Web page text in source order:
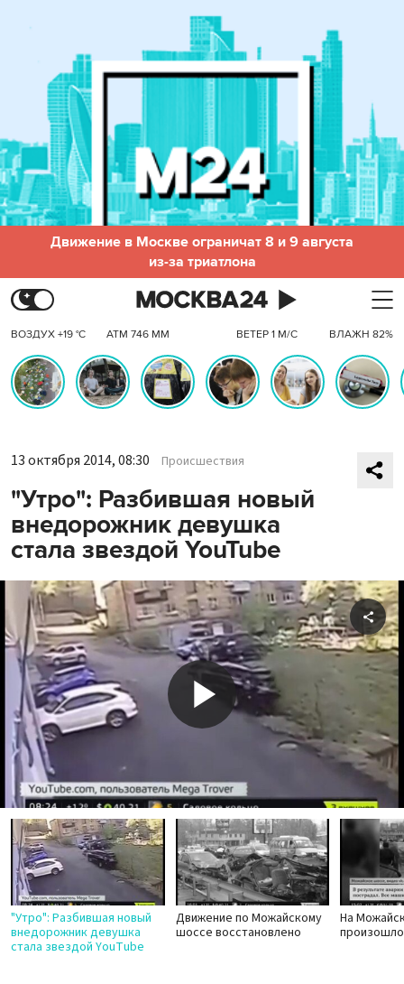
Движение в Москве ограничат 8 и 9 августа
из-за триатлона
ВОЗДУХ +19 °C АТМ 746 ММ ВЕТЕР 1 М/С ВЛАЖН 82%
13 октября 2014, 08:30 Происшествия
"Утро": Разбившая новый
внедорожник девушка
стала звездой YouTube
Play
Video
"Утро": Разбившая новый
внедорожник девушка
стала звездой YouTube
Движение по Можайскому
шоссе восстановлено
На